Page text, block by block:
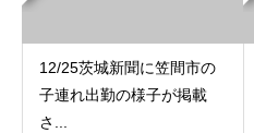
12/25茨城新聞に笠間市の
子連れ出勤の様子が掲載
さ...